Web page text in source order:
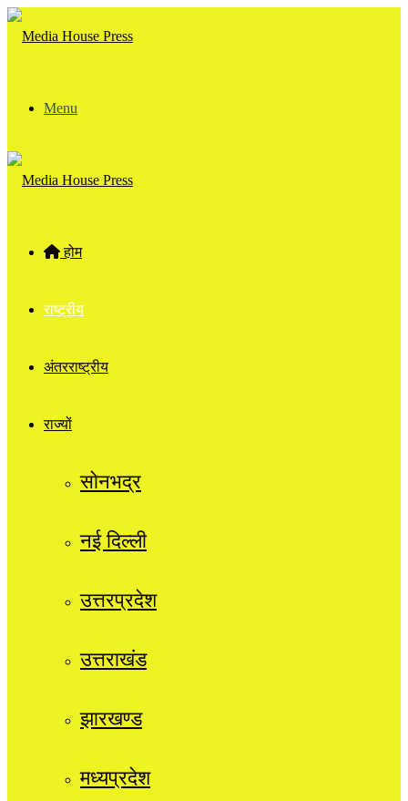
Menu
होम
राष्ट्रीय
अंतरराष्ट्रीय
राज्यों
सोनभद्र
नई दिल्ली
उत्तरप्रदेश
उत्तराखंड
झारखण्ड
मध्यप्रदेश